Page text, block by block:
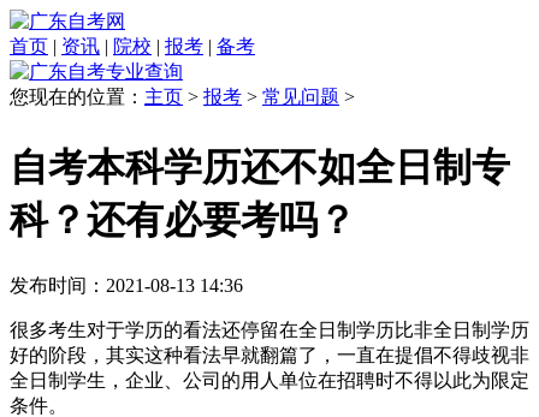
首页 | 资讯 | 院校 | 报考 | 备考
您现在的位置： 主页 > 报考 > 常见问题 >
自考本科学历还不如全日制专
科？还有必要考吗？
发布时间：2021-08-13 14:36
很多考生对于学历的看法还停留在全日制学历比非全日制学历
好的阶段，其实这种看法早就翻篇了，一直在提倡不得歧视非
全日制学生，企业、公司的用人单位在招聘时不得以此为限定
条件。